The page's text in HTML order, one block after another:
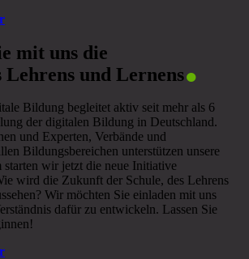
mit uns die
Lehrens und Lernens.
Bildung begleitet aktiv seit mehr als 6
der digitalen Bildung in Deutschland.
und Experten, Verbände und
Bildungsbereichen unterstützen unsere
starten wir jetzt die neue Initiative
wird die Zukunft der Schule, des Lehrens
Wir möchten Sie einladen mit uns
dafür zu entwickeln. Lassen Sie